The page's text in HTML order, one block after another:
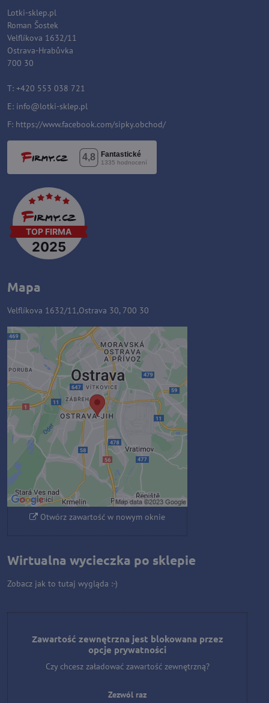
Lotki-sklep.pl
Roman Šostek
Velflíkova 1632/11
Ostrava-Hrabůvka
700 30
T: +420 553 038 721
E: info@lotki-sklep.pl
F: https://www.facebook.com/sipky.obchod/
Mapa
Velflíkova 1632/11,Ostrava 30, 700 30
Zawartość zewnętrzna jest
blokowana przez opcje
prywatności
Czy chcesz załadować zawartość
zewnętrzną?
Zezwól raz
Zezwalaj zawsze - zgadzam się z
typem pliku cookie: Funkcjonalny
Otwórz zawartość w nowym oknie
Wirtualna wycieczka po sklepie
Zobacz jak to tutaj wygląda :-)
Zawartość zewnętrzna jest blokowana przez
opcje prywatności
Czy chcesz załadować zawartość zewnętrzną?
Zezwól raz